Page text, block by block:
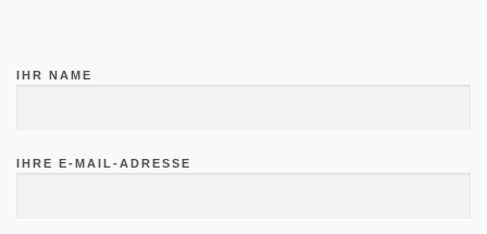
BITTE LASSE DIESES FELD LEER.
IHR NAME
IHRE E-MAIL-ADRESSE